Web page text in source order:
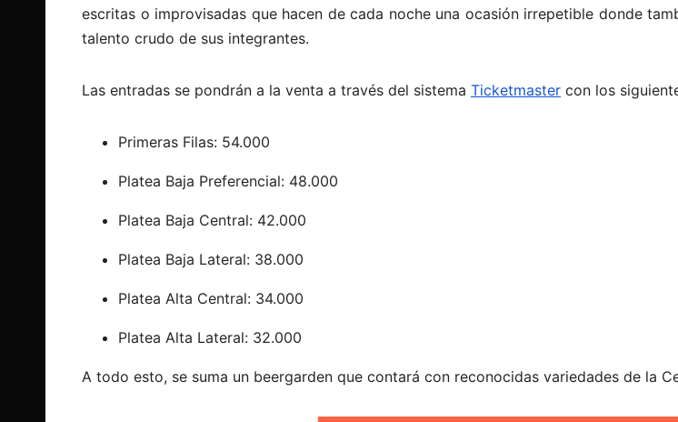
escritas o improvisadas que hacen de cada noche una ocasión irrepetible donde
talento crudo de sus integrantes.
Las entradas se pondrán a la venta a través del sistema Ticketmaster con los
Primeras Filas: 54.000
Platea Baja Preferencial: 48.000
Platea Baja Central: 42.000
Platea Baja Lateral: 38.000
Platea Alta Central: 34.000
Platea Alta Lateral: 32.000
A todo esto, se suma un beergarden que contará con reconocidas variedades de la